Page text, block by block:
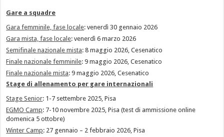
Gare a squadre
Gara femminile, fase locale: venerdì 30 gennaio 2026
Gara mista, fase locale: venerdì 6 marzo 2026
Semifinale nazionale mista: 8 maggio 2026, Cesenatico
Finale nazionale femminile: 9 maggio 2026, Cesenatico
Finale nazionale mista: 9 maggio 2026, Cesenatico
Stage di allenamento per gare internazionali
Stage Senior: 1-7 settembre 2025, Pisa
EGMO Camp: 7-10 novembre 2025, Pisa (test di ammissione online
domenica 5 ottobre)
Winter Camp: 27 gennaio – 2 febbraio 2026, Pisa